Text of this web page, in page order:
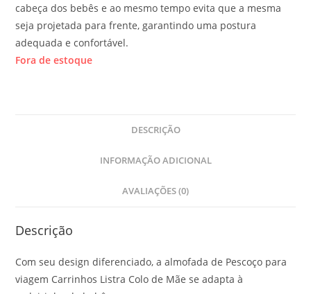
cabeça dos bebês e ao mesmo tempo evita que a mesma
seja projetada para frente, garantindo uma postura
adequada e confortável.
Fora de estoque
DESCRIÇÃO
INFORMAÇÃO ADICIONAL
AVALIAÇÕES (0)
Descrição
Com seu design diferenciado, a almofada de Pescoço para
viagem Carrinhos Listra Colo de Mãe se adapta à